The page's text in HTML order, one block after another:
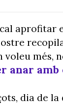
aprofitar
voleu més,
anar
dia de